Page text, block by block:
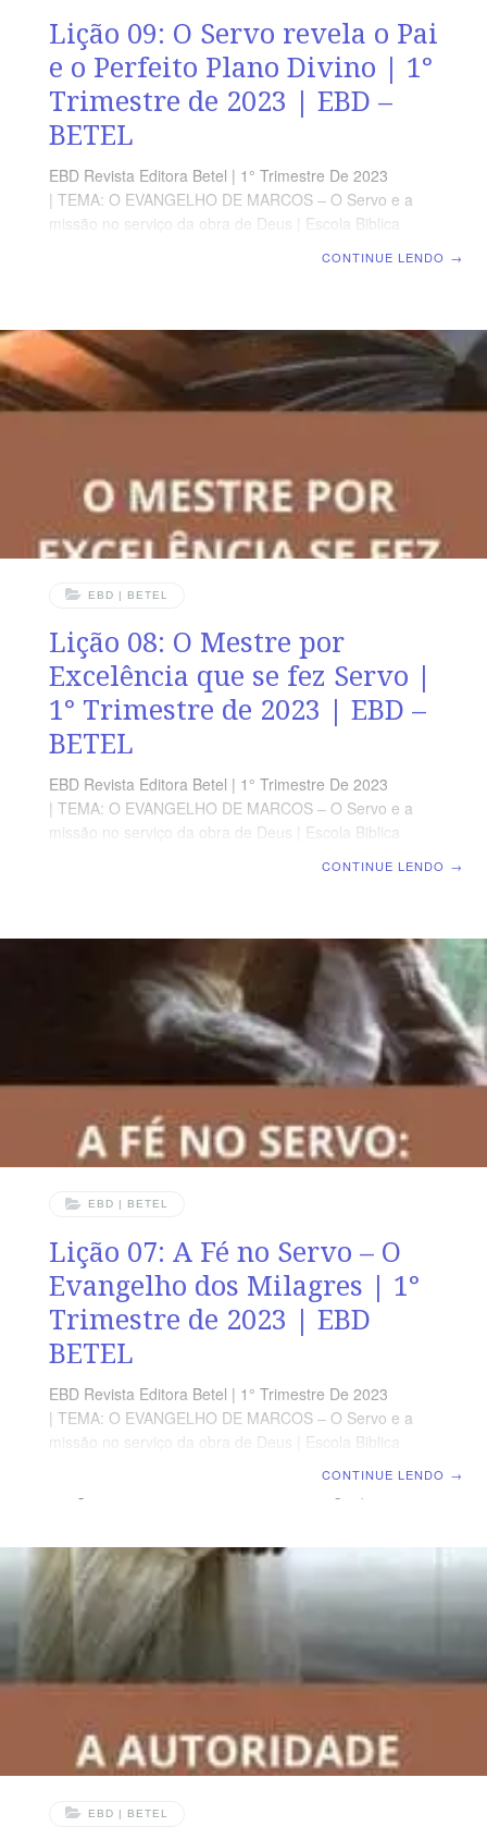
Lição 09: O Servo revela o Pai
e o Perfeito Plano Divino | 1°
Trimestre de 2023 | EBD –
BETEL
EBD Revista Editora Betel | 1° Trimestre De 2023
| TEMA: O EVANGELHO DE MARCOS – O Servo e a
missão no serviço da obra de Deus | Escola Biblica
APLICADA Os que estão em Cristo desfrutam de um
relacionamento íntimo com Deus e do conhecimento de
Seu piano e propósito. OBJETIVOS DA LIÇÃO
MOSTRAR a importância
CONTINUE LENDO →
EBD | BETEL
Lição 08: O Mestre por
Excelência que se fez Servo |
1° Trimestre de 2023 | EBD –
BETEL
EBD Revista Editora Betel | 1° Trimestre De 2023
| TEMA: O EVANGELHO DE MARCOS – O Servo e a
missão no serviço da obra de Deus | Escola Biblica
fundamental que as verdades e os princípios dos
ensinamentos de Jesus Cristo dirijam Todas as áreas
da vida dos discípulos de Cristo. OBJETIVOS DA LIÇÃO
MOSTRAR que Jesus trouxe esperança com Seus
ensinos.RESSALTAR a grandeza
CONTINUE LENDO →
EBD | BETEL
Lição 07: A Fé no Servo – O
Evangelho dos Milagres | 1°
Trimestre de 2023 | EBD
BETEL
EBD Revista Editora Betel | 1° Trimestre De 2023
| TEMA: O EVANGELHO DE MARCOS – O Servo e a
missão no serviço da obra de Deus | Escola Biblica
dos problemas a das adversidades da vida,
perseveremos na fé cristocêntrica. OBJETIVOS DA
LIÇÃO MOSTRAR que a fé é fundamental para o
milagre.ENSINAR que recorrer a Jesus e
CONTINUE LENDO →
EBD | BETEL